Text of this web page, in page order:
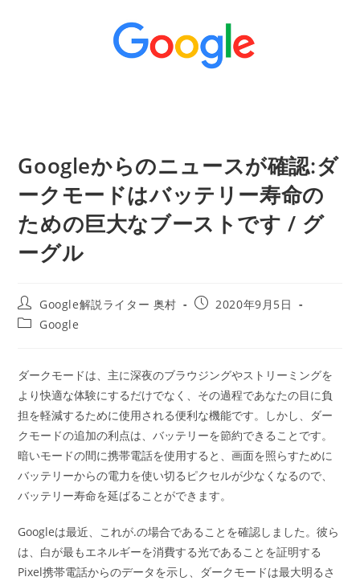
Googleからのニュースが確認:ダ
ークモードはバッテリー寿命の
ための巨大なブーストです / グ
ーグル
投
稿
者:
Google解説ライター 奥村
投
2020年9月5日
投
テ
ゴ
リ
ー:
Google
ダークモードは、主に深夜のブラウジングやストリーミングを
より快適な体験にするだけでなく、その過程であなたの目に負
担を軽減するために使用される便利な機能です。しかし、ダー
クモードの追加の利点は、バッテリーを節約できることです。
暗いモードの間に携帯電話を使用すると、画面を照らすために
バッテリーからの電力を使い切るピクセルが少なくなるので、
バッテリー寿命を延ばることができます。
Googleは最近、これが.の場合であることを確認しました。彼ら
は、白が最もエネルギーを消費する光であることを証明する
Pixel携帯電話からのデータを示し、ダークモードは最大明るさ